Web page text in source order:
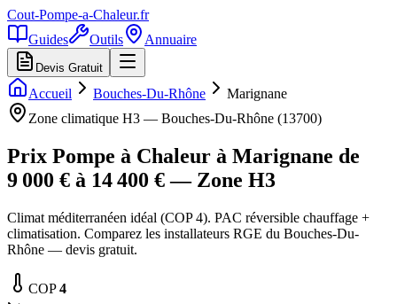
Cout-Pompe-a-Chaleur.fr
Guides
Outils Annuaire
Devis Gratuit
Accueil Bouches-Du-Rhône
Marignane
Zone climatique H3 — Bouches-Du-Rhône (13700)
Prix Pompe à Chaleur à Marignane de
9 000 € à 14 400 € — Zone H3
Climat méditerranéen idéal (COP 4). PAC réversible chauffage +
climatisation. Comparez les installateurs RGE du Bouches-Du-
Rhône — devis gratuit.
COP4